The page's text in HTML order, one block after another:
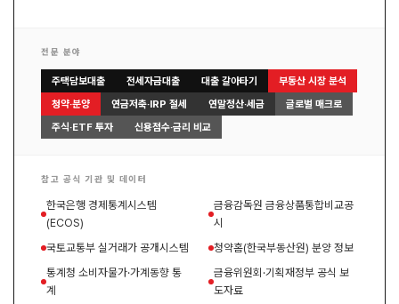
전문 분야
주택담보대출 전세자금대출 대출 갈아타기
부동산 시장 분석
청약·분양
연금저축·IRP 절세 연말정산·세금
글로벌 매크로
주식·ETF 투자
신용점수·금리 비교
참고 공식 기관 및 데이터
한국은행 경제통계시스템
(ECOS)
금융감독원 금융상품통합비교공
시
국토교통부 실거래가 공개시스템
청약홈(한국부동산원) 분양 정보
통계청 소비자물가·가계동향 통
계
금융위원회·기획재정부 공식 보
도자료